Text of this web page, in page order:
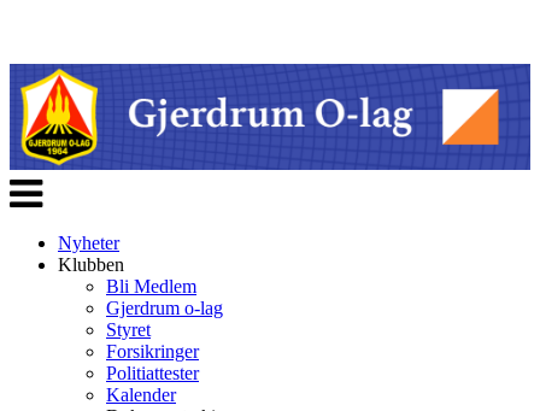
Veksle
navigasjon
Nyheter
Klubben
Bli Medlem
Gjerdrum o-lag
Styret
Forsikringer
Politiattester
Kalender